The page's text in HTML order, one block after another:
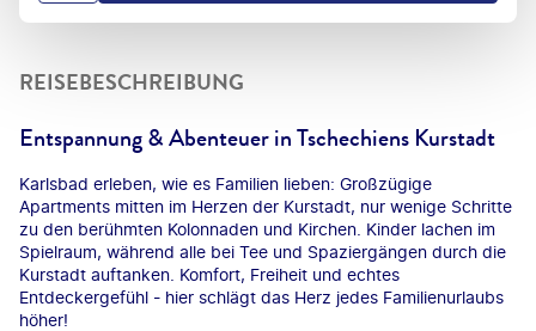
REISEBESCHREIBUNG
Entspannung & Abenteuer in Tschechiens Kurstadt
Karlsbad erleben, wie es Familien lieben: Großzügige
Apartments mitten im Herzen der Kurstadt, nur wenige Schritte
zu den berühmten Kolonnaden und Kirchen. Kinder lachen im
Spielraum, während alle bei Tee und Spaziergängen durch die
Kurstadt auftanken. Komfort, Freiheit und echtes
Entdeckergefühl - hier schlägt das Herz jedes Familienurlaubs
höher!